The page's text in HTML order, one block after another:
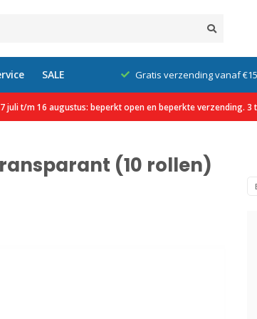
SALE Gratis verzending vanaf
juli t/m 16 augustus: beperkt open en beperkte verzending.
(10 rollen)